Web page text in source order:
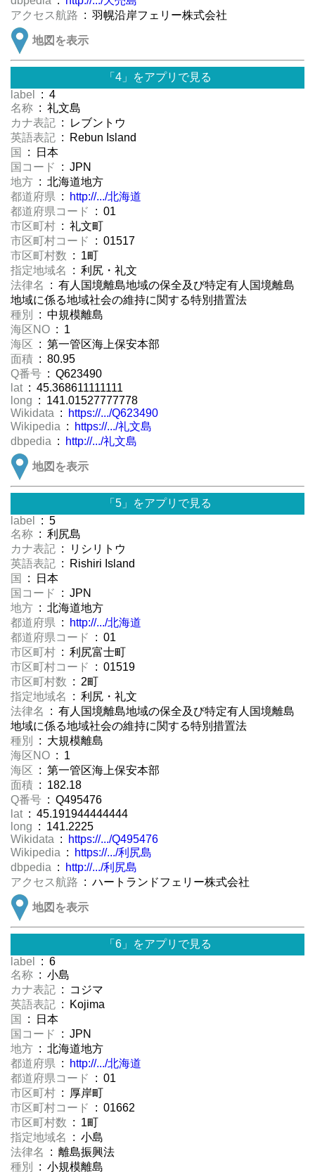
アクセス航路 : 羽幌沿岸フェリー株式会社
地図を表示
「4」をアプリで見る
label
: 4
名称 : 礼文島
カナ表記 : レブントウ
英語表記 : Rebun Island
国
: 日本
国コード
: JPN
地方 : 北海道地方
都道府県 :
http://.../北海道
都道府県コード
: 01
市区町村 : 礼文町
市区町村コード
: 01517
市区町村数 : 1町
指定地域名
: 利尻・礼文
法律名
: 有人国境離島地域の保全及び特定有人国境離島
地域に係る地域社会の維持に関する特別措置法
種別
: 中規模離島
海区NO : 1
海区 : 第一管区海上保安本部
面積 : 80.95
Q番号 : Q623490
lat : 45.368611111111
long : 141.01527777778
Wikidata :
https://.../Q623490
Wikipedia :
https://.../礼文島
dbpedia : http://.../礼文島
地図を表示
「5」をアプリで見る
label
: 5
名称 : 利尻島
カナ表記 : リシリトウ
英語表記 : Rishiri Island
国
: 日本
国コード
: JPN
地方 : 北海道地方
都道府県 :
http://.../北海道
都道府県コード
: 01
市区町村 : 利尻富士町
市区町村コード
: 01519
市区町村数 : 2町
指定地域名
: 利尻・礼文
法律名
: 有人国境離島地域の保全及び特定有人国境離島
地域に係る地域社会の維持に関する特別措置法
種別
: 大規模離島
海区NO : 1
海区 : 第一管区海上保安本部
面積 : 182.18
Q番号 : Q495476
lat : 45.191944444444
long : 141.2225
Wikidata :
https://.../Q495476
Wikipedia :
https://.../利尻島
dbpedia :
http://.../利尻島
アクセス航路 : ハートランドフェリー株式会社
地図を表示
「6」をアプリで見る
label
: 6
名称 : 小島
カナ表記 : コジマ
英語表記 : Kojima
国
: 日本
国コード
: JPN
地方 : 北海道地方
都道府県 :
http://.../北海道
都道府県コード
: 01
市区町村 : 厚岸町
市区町村コード
: 01662
市区町村数 : 1町
指定地域名
: 小島
法律名
: 離島振興法
種別
: 小規模離島